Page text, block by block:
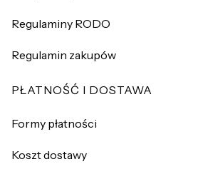
Regulaminy RODO
Regulamin zakupów
PŁATNOŚĆ I DOSTAWA
Formy płatności
Koszt dostawy